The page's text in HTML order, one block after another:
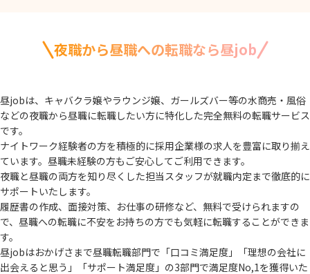
夜職から昼職への転職なら昼job
昼jobは、キャバクラ嬢やラウンジ嬢、ガールズバー等の水商売・風俗
などの夜職から昼職に転職したい方に特化した完全無料の転職サービス
です。
ナイトワーク経験者の方を積極的に採用企業様の求人を豊富に取り揃え
ています。 昼職未経験の方もご安心してご利用できます。
夜職と昼職の両方を知り尽くした担当スタッフが就職内定まで徹底的に
サポートいたします。
履歴書の作成、面接対策、お仕事の研修など、無料で受けられますの
で、 昼職への転職に不安をお持ちの方でも気軽に転職することができま
す。
昼jobはおかげさまで昼職転職部門で「口コミ満足度」「理想の会社に
出会えると思う」
「サポート満足度」の3部門で満足度No,1を獲得いた